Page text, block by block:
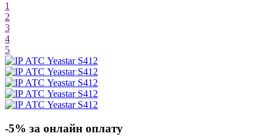
1
2
3
4
5
-5% за онлайн оплату